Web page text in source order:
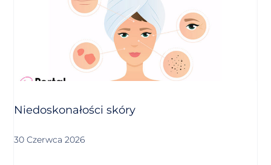
Niedoskonałości skóry
30 Czerwca 2026